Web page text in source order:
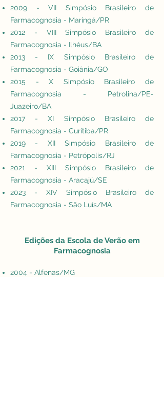
2009 - VII Simpósio Brasileiro de
Farmacognosia - Maringá/PR
2012 - VIII Simpósio Brasileiro de
Farmacognosia - Ilhéus/BA
2013 - IX Simpósio Brasileiro de
Farmacognosia - Goiânia/GO
2015 - X Simpósio Brasileiro de
Farmacognosia - Petrolina/PE-
Juazeiro/BA
2017 - XI Simpósio Brasileiro de
Farmacognosia - Curitiba/PR
2019 - XII Simpósio Brasileiro de
Farmacognosia - Petrópolis/RJ
2021 - XIII Simpósio Brasileiro de
Farmacognosia - Aracajú/SE
2023 - XIV Simpósio Brasileiro de
Farmacognosia - São Luís/MA
Edições da Escola de Verão em
Farmacognosia
2004 - Alfenas/MG